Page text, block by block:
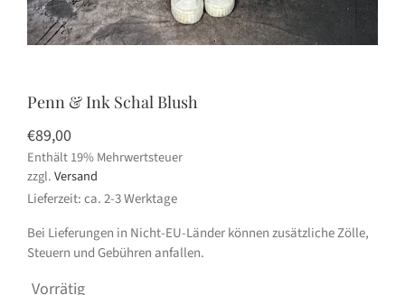
Penn & Ink Schal Blush
€89,00
Enthält 19% Mehrwertsteuer
zzgl.Versand
Lieferzeit: ca. 2-3 Werktage
Bei Lieferungen in Nicht-EU-Länder können zusätzliche Zölle,
Steuern und Gebühren anfallen.
Vorrätig